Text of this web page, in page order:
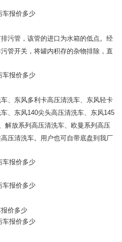
污管，该管的进口为水箱的低点。经
管开关，将罐内积存的杂物排除，直
、东风多利卡高压清洗车、东风轻卡
、东风140尖头高压清洗车、东风145
解放系列高压清洗车、欧曼系列高压
压清洗车。用户也可自带底盘到我厂
价多少